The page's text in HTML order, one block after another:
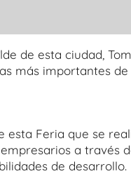
de esta ciudad,
más importantes de
esta Feria que se
a través
de desarrollo.